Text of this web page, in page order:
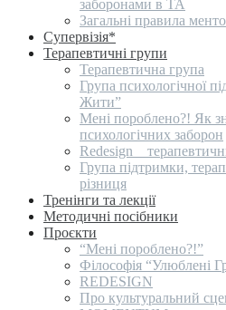
заборонами в ТА
Загальні правила
Супервізія*
Терапевтичні групи
Терапевтична група
Група психологічної
Жити”
Мені пороблено?! Як
психологічних заборон
Redesign _
Група підтримки,
різниця
Тренінги та лекції
Методичні посібники
Проєкти
“Мені пороблено?!”
Філософія “Улюблені
REDESIGN
Про культуральний